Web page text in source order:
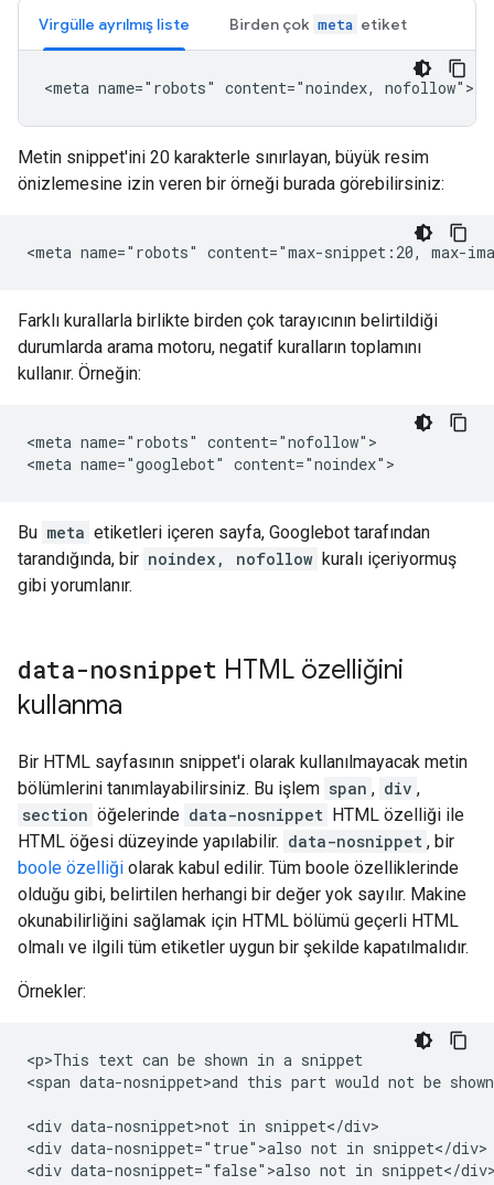
Virgülle ayrılmış liste Birden çok meta etiket
<meta name="robots" content="noindex, nofollow">
Metin snippet'ini 20 karakterle sınırlayan, büyük resim
önizlemesine izin veren bir örneği burada görebilirsiniz:
<meta name="robots" content="max-snippet:20, max-
Farklı kurallarla birlikte birden çok tarayıcının belirtildiği
durumlarda arama motoru, negatif kuralların toplamını
kullanır. Örneğin:
<meta name="robots" content="nofollow">
<meta name="googlebot" content="noindex">
Bu meta etiketleri içeren sayfa, Googlebot tarafından
tarandığında, bir noindex, nofollow kuralı içeriyormuş
gibi yorumlanır.
data-nosnippet HTML özelliğini
kullanma
Bir HTML sayfasının snippet'i olarak kullanılmayacak metin
bölümlerini tanımlayabilirsiniz. Bu işlem span , div ,
section öğelerinde data-nosnippet HTML özelliği ile
HTML öğesi düzeyinde yapılabilir. data-nosnippet , bir
boole özelliği olarak kabul edilir. Tüm boole özelliklerinde
olduğu gibi, belirtilen herhangi bir değer yok sayılır. Makine
okunabilirliğini sağlamak için HTML bölümü geçerli HTML
olmalı ve ilgili tüm etiketler uygun bir şekilde kapatılmalıdır.
Örnekler:
<p>This text can be shown in a snippet
<span data-nosnippet>and this part would not be
<div data-nosnippet>not in snippet</div>
<div data-nosnippet="true">also not in snippet</div>
<div data-nosnippet="false">also not in snippet</